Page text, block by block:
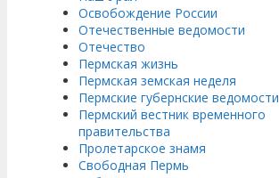
Освобождение России
Отечественные ведомости
Отечество
Пермская жизнь
Пермская земская неделя
Пермские губернские ведомости
Пермский вестник временного
правительства
Пролетарское знамя
Свободная Пермь